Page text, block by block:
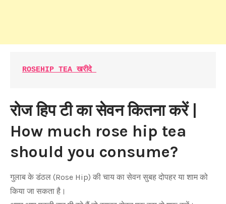
ROSEHIP TEA खरीदे
रोज हिप टी का सेवन कितना करें |
How much rose hip tea
should you consume?
गुलाब के डंठल (Rose Hip) की चाय का सेवन सुबह दोपहर या शाम को
किया जा सकता है।